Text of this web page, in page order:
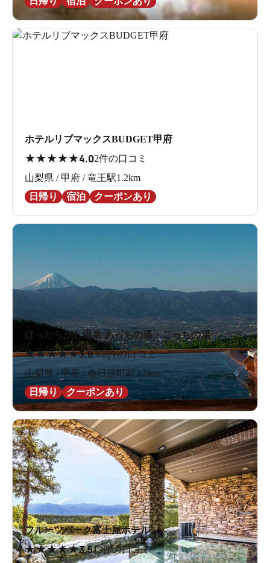
ホテルリブマックスBUDGET甲府
★★★★★4.02件の口コミ
山梨県 / 甲府 / 竜王駅1.2km
日帰り
宿泊 クーポンあり
ほったらかし温泉 あっちの湯・こっちの湯
★★★★★3.8308件の口コミ
山梨県 / 甲府 / 春日居町駅3.2km
日帰り
クーポンあり
フルーツパーク富士屋ホテル
★★★★★3.513件の口コミ